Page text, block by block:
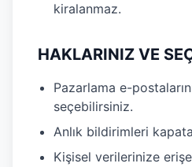
kiralanmaz.
HAKLARINIZ VE
Pazarlama e-
seçebilirsiniz.
Anlık bildirimleri
Kişisel verilerinize